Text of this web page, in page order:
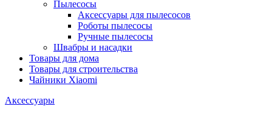
Пылесосы
Аксессуары для пылесосов
Роботы пылесосы
Ручные пылесосы
Швабры и насадки
Товары для дома
Товары для строительства
Чайники Xiaomi
Аксессуары